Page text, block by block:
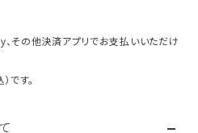
、その他決済アプリでお支払いいただけ
です。